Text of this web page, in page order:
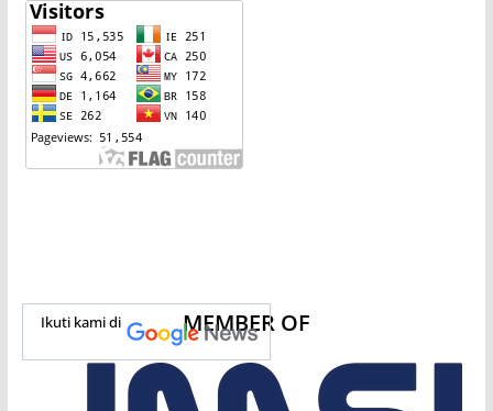
Ikuti kami di MEMBER OF